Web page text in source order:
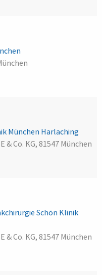
München Harlaching
& Co. KG, 81547 München
Schön Klinik
& Co. KG, 81547 München